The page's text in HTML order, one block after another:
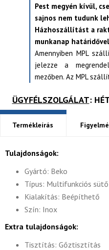
Pest megyén kívül,
sajnos nem tudunk
Házhoszállítást a
munkanap
Amennyiben MPL
jelezze a
mezőben. Az MPL
ÜGYFÉLSZOLGÁLAT:
Termékleírás
Tulajdonságok:
Gyártó: Beko
Típus: Multifunkciós sütő
Kialakítás: Beépíthető
Szín: Inox
Extra tulajdonságok:
Tisztítás: Gőztisztítás